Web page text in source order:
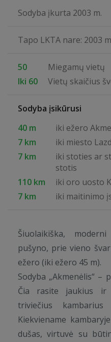
Sodyba įkurta 2003 m.
Tapo LKTA nare: 2003
50
Miegamų vietų
Iki 60
Vietų skaičius
Sodyba įsikūrusi
40 m
iki ežero
7 km
iki miesto
7 km
iki stoties ar
stotis
110 km
iki oro uosto
7 km
iki maitinimo
Šiuolaikiška,
pušyno, prie vieno
ežero (iki ežero 45 m).
Sodyba „Akmenėlis“ –
Čia rasite jaukius ir
triviečius
Kiekviename
dušas, virtuvė su